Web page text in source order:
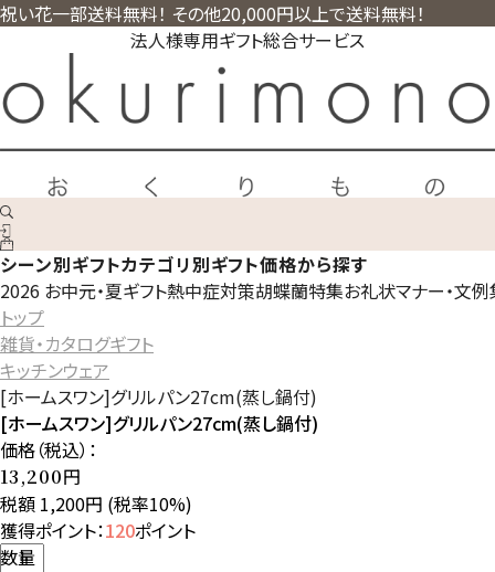
祝い花一部送料無料！ その他20,000円以上で送料無料！
法人様専用ギフト総合サービス
シーン別ギフトカテゴリ別ギフト価格から探す
2026 お中元・夏ギフト熱中症対策胡蝶蘭特集お礼状マナー・文
トップ
雑貨・カタログギフト
キッチンウェア
[ホームスワン]グリルパン27cm(蒸し鍋付)
[ホームスワン]グリルパン27cm(蒸し鍋付)
価格（税込）：
13,200円
税額 1,200円 (税率10%)
獲得ポイント：120ポイント
数量